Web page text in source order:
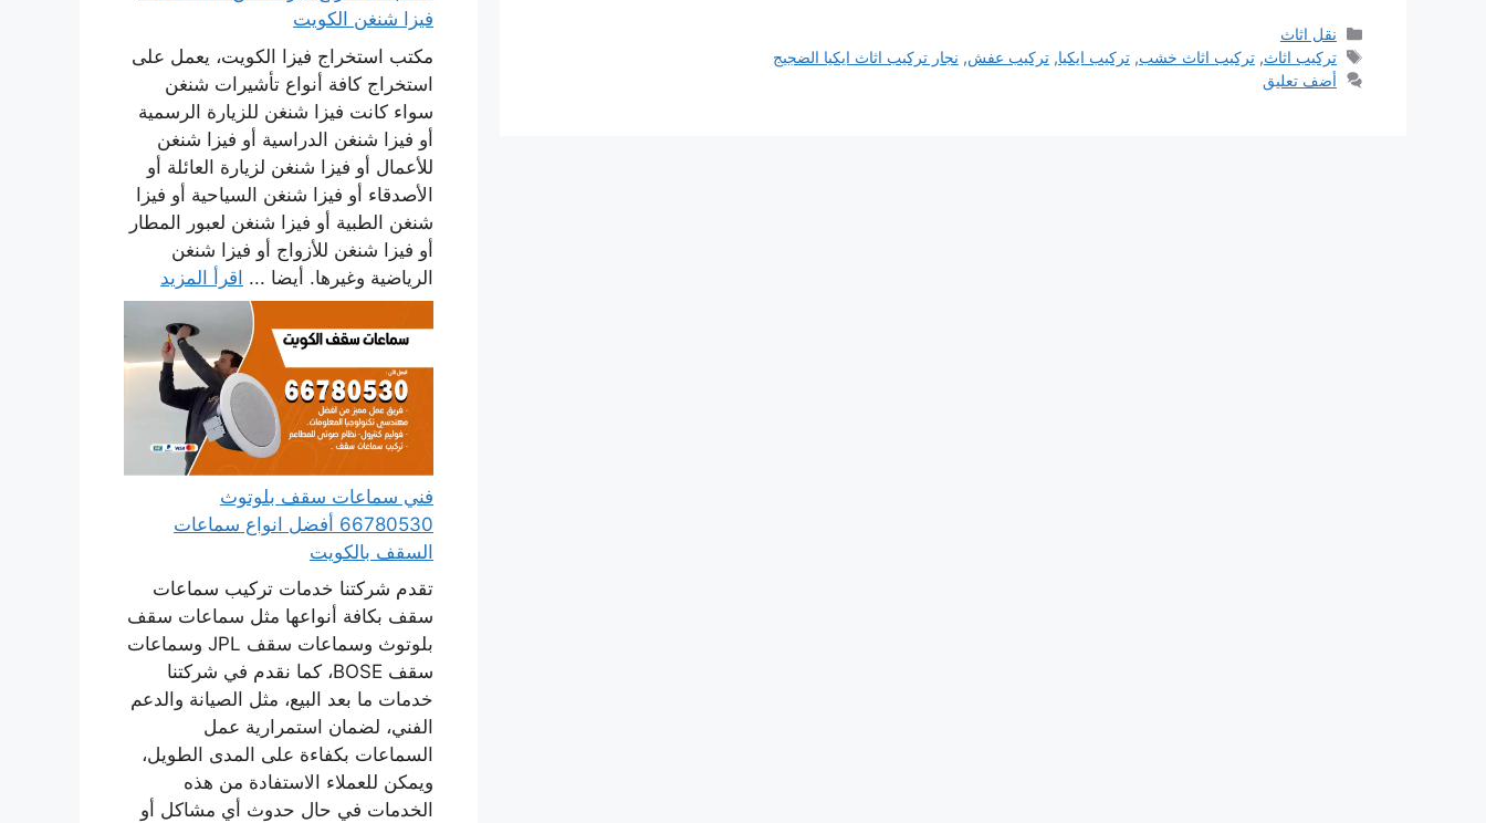
التصنيفات
نقل اثاث
الوسوم
تركيب اثاث,تركيب اثاث خشب,تركيب ايكيا,تركيب عفش, نجار تركيب اثاث ايكيا الضجيج
أضف تعليق
فيزا شنغن الكويت
مكتب استخراج فيزا الكويت، يعمل على
استخراج كافة أنواع تأشيرات شنغن
سواء كانت فيزا شنغن للزيارة الرسمية
أو فيزا شنغن الدراسية أو فيزا شنغن
للأعمال أو فيزا شنغن لزيارة العائلة أو
الأصدقاء أو فيزا شنغن السياحية أو فيزا
شنغن الطبية أو فيزا شنغن لعبور المطار
أو فيزا شنغن للأزواج أو فيزا شنغن
الرياضية وغيرها. أيضا ... اقرأ المزيد
فني سماعات سقف بلوتوث
66780530 أفضل انواع سماعات
السقف بالكويت
تقدم شركتنا خدمات تركيب سماعات
سقف بكافة أنواعها مثل سماعات سقف
بلوتوث وسماعات سقف JPL وسماعات
سقف BOSE، كما نقدم في شركتنا
خدمات ما بعد البيع، مثل الصيانة والدعم
الفني، لضمان استمرارية عمل
السماعات بكفاءة على المدى الطويل،
ويمكن للعملاء الاستفادة من هذه
الخدمات في حال حدوث أي مشاكل أو